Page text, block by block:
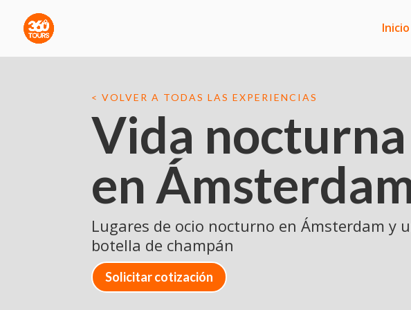
Inicio
< VOLVER A TODAS LAS EXPERIENCIAS
Vida nocturna
en
Lugares de ocio nocturno en Ámsterdam y
botella de champán
Solicitar cotización